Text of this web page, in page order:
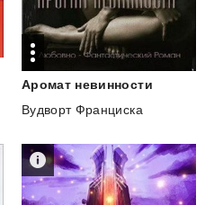
Аромат невинности
Вудворт Франциска